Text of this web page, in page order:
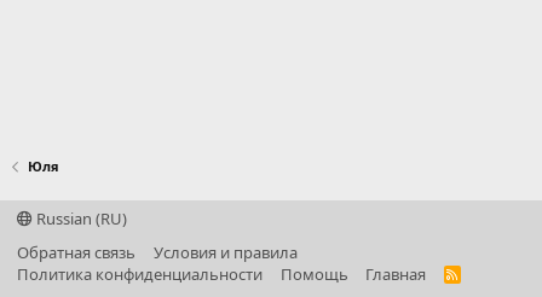
Юля
Russian (RU)
Обратная связь
Условия и правила
Политика конфиденциальности
Помощь Главная
R